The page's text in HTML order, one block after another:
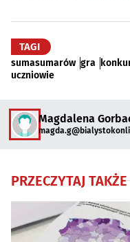
TAGI
sumasumarów gra
uczniowie
Magdalena
PRZECZYTAJ TAKŻE